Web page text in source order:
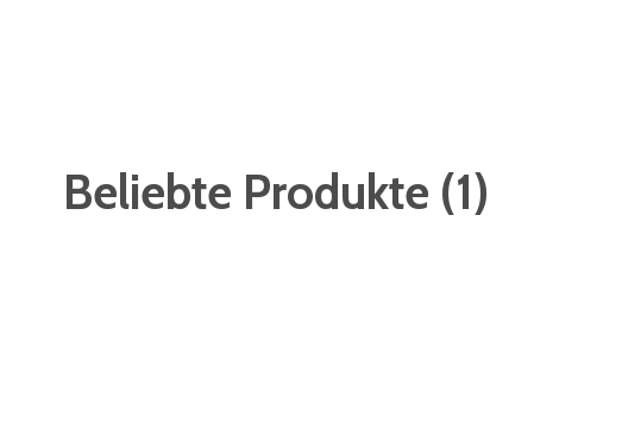
Beliebte Produkte (1)